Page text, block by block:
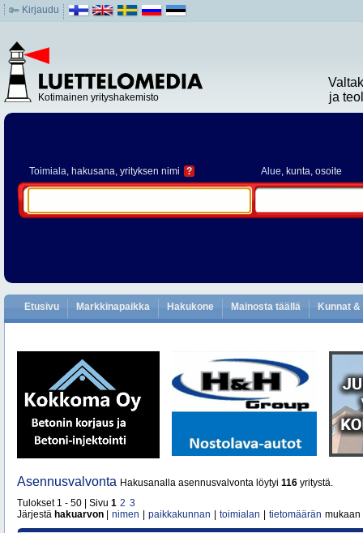
Kirjaudu
Kotimainen yrityshakemisto
ja
Toimiala, hakusana, yrityksen nimi ? Alue, kunta, osoite
Etusivu Markkinapaikka Hakukone Mainosta täällä Kunnat
Asennusvalvonta Hakusanalla asennusvalvonta löytyi 116 yritystä.
Tulokset 1 - 50 | Sivu 1 2 3
Järjestä hakuarvon nimen paikkakunnan toimialan tietomäärän mukaan